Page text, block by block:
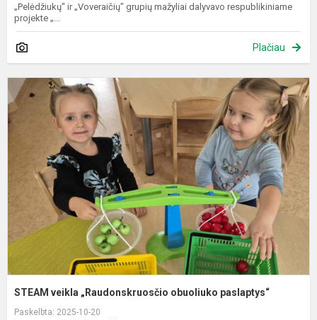
„Pelėdžiukų" ir „Voveraičių" grupių mažyliai dalyvavo respublikiniame
projekte „...
Plačiau
STEAM veikla „Raudonskruosčio obuoliuko paslaptys“
Paskelbta: 2025-10-20